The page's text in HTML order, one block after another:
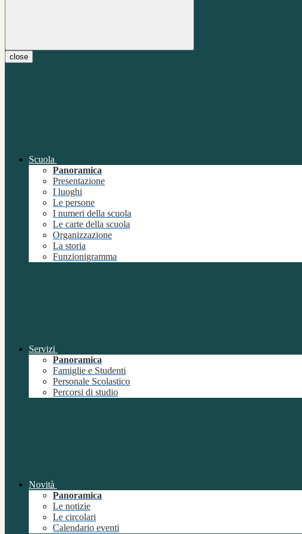
close
Scuola
Panoramica
Presentazione
I luoghi
Le persone
I numeri della scuola
Le carte della scuola
Organizzazione
La storia
Funzionigramma
Servizi
Panoramica
Famiglie e Studenti
Personale Scolastico
Percorsi di studio
Novità
Panoramica
Le notizie
Le circolari
Calendario eventi